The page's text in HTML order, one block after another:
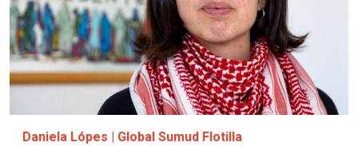
Daniela Lópes | Global Sumud Flotilla